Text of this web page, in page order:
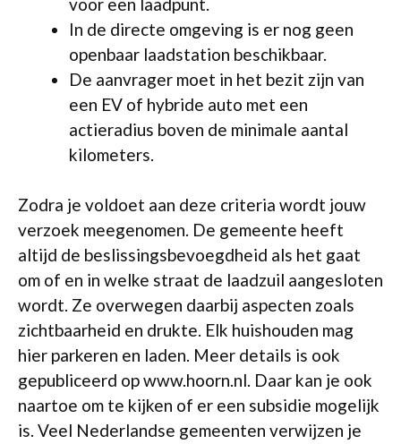
In de directe omgeving is er nog geen
openbaar laadstation beschikbaar.
De aanvrager moet in het bezit zijn van
een EV of hybride auto met een
actieradius boven de minimale aantal
kilometers.
Zodra je voldoet aan deze criteria wordt jouw
verzoek meegenomen. De gemeente heeft
altijd de beslissingsbevoegdheid als het gaat
om of en in welke straat de laadzuil aangesloten
wordt. Ze overwegen daarbij aspecten zoals
zichtbaarheid en drukte. Elk huishouden mag
hier parkeren en laden. Meer details is ook
gepubliceerd op www.hoorn.nl. Daar kan je ook
naartoe om te kijken of er een subsidie mogelijk
is. Veel Nederlandse gemeenten verwijzen je